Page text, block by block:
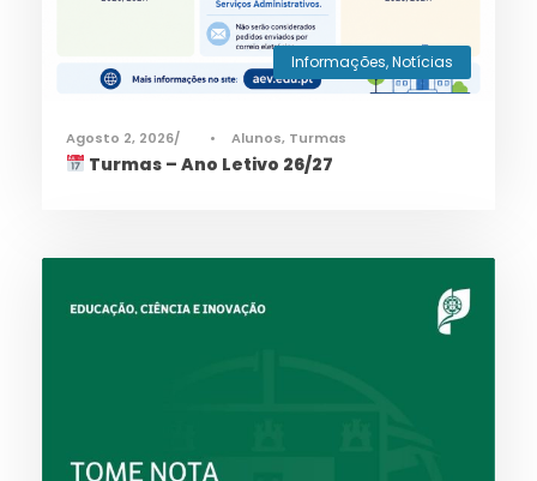
Informações,Notícias
Agosto 2, 2026 • Alunos, Turmas
Turmas – Ano Letivo 26/27